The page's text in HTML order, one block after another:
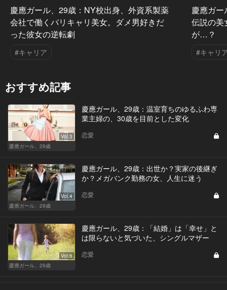
慶應ガール、29歳：NY校出身、外資系製薬
会社で働くバリキャリ美女。ダメ男好きだ
った彼女の逆転劇
#キャリア
慶應ガ
伝説の美
が…？
#キャリ
おすすめ記事
Vol.3
慶應ガール、29歳
慶應ガール、29歳：温室育ちのゆるふわ専
業主婦の、30歳を目前とした変化
恋愛
Vol.4
慶應ガール、29歳
慶應ガール、29歳：出世か？実家の後継ぎ
か？メガバンク勤務の女、人生に迷う
恋愛
Vol.6
慶應ガール、29歳
慶應ガール、29歳：「結婚」は「幸せ」と
は限らないと気づいた、シングルマザー
恋愛